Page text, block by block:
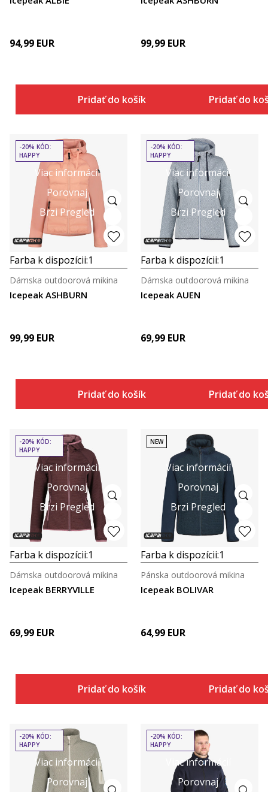
94,99 EUR
Pridať do košíka
99,99 EUR
Pridať do
Viac informácií
Porovnaj
Brzi Pregled
-20% KÓD:
HAPPY
Farba k dispozícii:1
Icepeak ASHBURN
Dámska outdoorová mikina
99,99 EUR
Pridať do košíka
Viac informácií
Porovnaj
Brzi Pregled
-20% KÓD:
HAPPY
Farba k dispozícii:1
Icepeak AUEN
Dámska outdoorová mikina
69,99 EUR
Pridať do
Viac informácií
Porovnaj
Brzi Pregled
-20% KÓD:
HAPPY
Farba k dispozícii:1
Icepeak BERRYVILLE
Dámska outdoorová mikina
69,99 EUR
Pridať do košíka
Viac informácií
Porovnaj
Brzi Pregled
NEW
Farba k dispozícii:1
Icepeak BOLIVAR
Pánska outdoorová mikina
64,99 EUR
Pridať do
Viac informácií
Porovnaj
-20% KÓD:
HAPPY
Viac informácií
Porovnaj
-20% KÓD:
HAPPY